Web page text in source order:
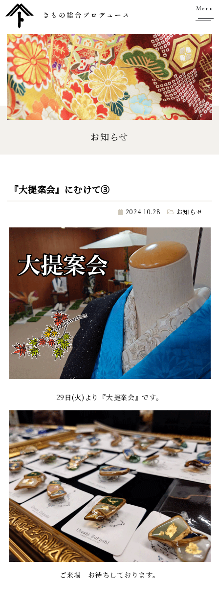
Menu
お知らせ
『大提案会』にむけて③
2024.10.28 お知らせ
29日(火)より『大提案会』です。
ご来場 お待ちしております。